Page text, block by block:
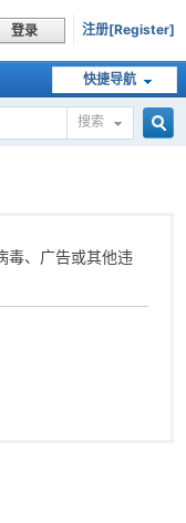
登录 注册[Register]
快捷导航
搜索
毒、广告或其他违